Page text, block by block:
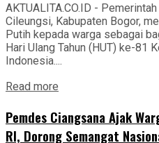
AKTUALITA.CO.ID -
Cileungsi, Kabupaten Bogor,
Putih kepada warga sebagai
Hari Ulang Tahun (HUT) ke-81
Indonesia....
Read more
Pemdes Ciangsana Ajak
RI, Dorong Semangat